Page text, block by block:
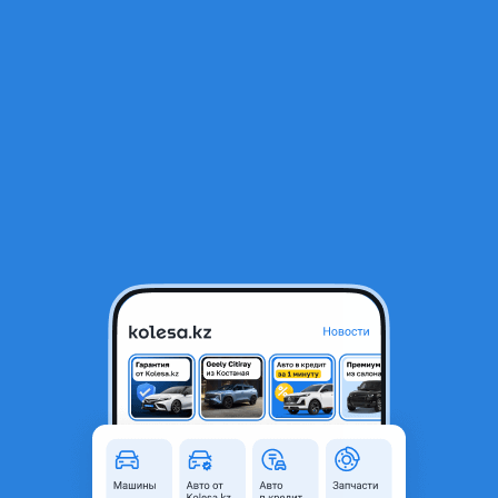
Контрактный двигатель на Nissan X-Trail обьем 2.5 QR25
Астана, Акмолинская